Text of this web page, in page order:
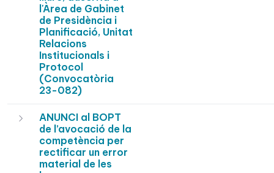
l'Àrea de Gabinet
de Presidència i
Planificació, Unitat
Relacions
Institucionals i
Protocol
(Convocatòria
23-082)
ANUNCI al BOPT
de l’avocació de la
competència per
rectificar un error
material de les